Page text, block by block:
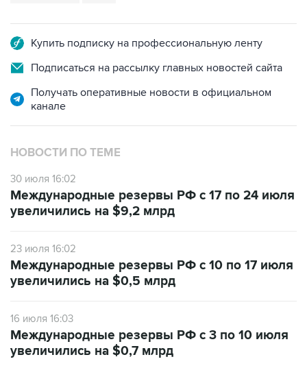
Купить подписку на профессиональную ленту
Подписаться на рассылку главных новостей сайта
Получать оперативные новости в официальном
канале
НОВОСТИ ПО ТЕМЕ
30 июля 16:02
Международные резервы РФ с 17 по 24 июля
увеличились на $9,2 млрд
23 июля 16:02
Международные резервы РФ с 10 по 17 июля
увеличились на $0,5 млрд
16 июля 16:03
Международные резервы РФ с 3 по 10 июля
увеличились на $0,7 млрд